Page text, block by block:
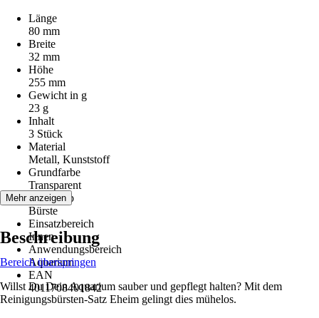
Länge
80 mm
Breite
32 mm
Höhe
255 mm
Gewicht in g
23 g
Inhalt
3 Stück
Material
Metall, Kunststoff
Grundfarbe
Transparent
Artikeltyp
Bürste
Einsatzbereich
Innen
Anwendungsbereich
Aquarium
EAN
4011708401842
Mehr anzeigen
Beschreibung
Bereich überspringen
Willst Du Dein Aquarium sauber und gepflegt halten? Mit dem
Reinigungsbürsten-Satz Eheim gelingt dies mühelos.